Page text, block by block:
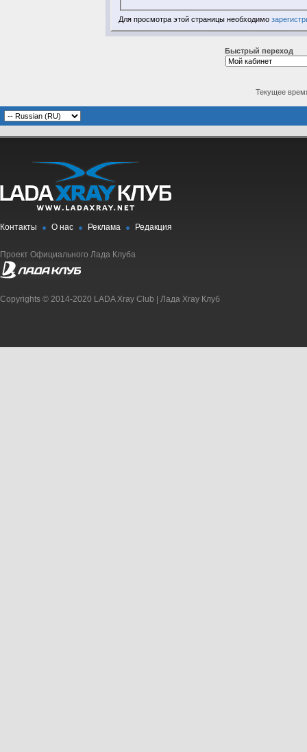
Для просмотра этой страницы необходимо
Быстрый переход
Текущее
Контакты О нас Реклама Редакция
Проект Официального Лада Клуба
Copyrights © 2014-2020 LADA Xray Club | Лада Xray Клуб